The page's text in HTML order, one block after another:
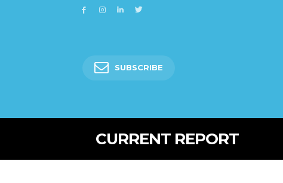
SUBSCRIBE
CURRENT REPORT